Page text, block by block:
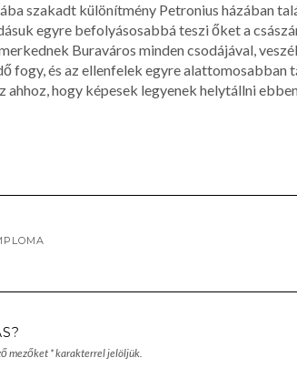
szakadt különítmény Petronius házában
egyre befolyásosabbá teszi őket a
Buraváros minden csodájával,
fogy, és az ellenfelek egyre alattomosabban
ahhoz, hogy képesek legyenek helytállni
mezőket*karakterrel jelöljük.